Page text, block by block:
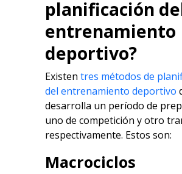
planificación
entrenamiento
deportivo?
Existen tres métodos de
del entrenamiento deportivo
desarrolla un período de
uno de competición y otro
respectivamente. Estos son:
Macrociclos